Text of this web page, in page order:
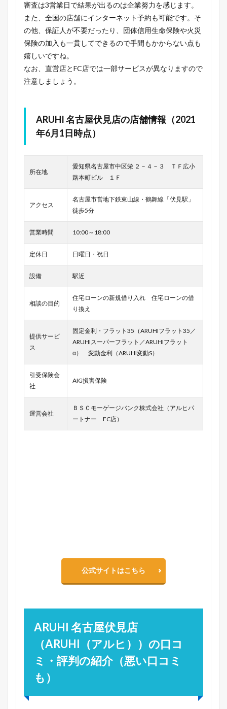
審査は3営業日で結果が出るのは企業努力を感じます。
また、全国の店舗にインターネット予約も可能です。そ
の他、保証人が不要だったり、団体信用生命保険や火災
保険の加入も一貫してできるので手間もかからない点も
嬉しいですね。
なお、直営店とFC店では一部サービスが異なりますので
注意しましょう。
ARUHI 名古屋伏見店の店舗情報（2021
年6月1日時点）
所在地
愛知県名古屋市中区栄 ２－４－３ ＴＦ広小
路本町ビル １Ｆ
アクセス
名古屋市営地下鉄東山線・鶴舞線「伏見駅」
徒歩5分
営業時間 10:00～18:00
定休日 日曜日・祝日
設備 駅近
相談の目的
住宅ローンの新規借り入れ 住宅ローンの借
り換え
提供サービ
ス
固定金利・フラット35（ARUHIフラット35／
ARUHIスーパーフラット／ARUHIフラット
α） 変動金利（ARUHI変動S）
引受保険会
社
AIG損害保険
運営会社
ＢＳＣモーゲージバンク株式会社（アルヒパ
ートナー FC店）
公式サイトはこちら
ARUHI 名古屋伏見店
（ARUHI（アルヒ））の口コ
ミ・評判の紹介（悪い口コミ
も）